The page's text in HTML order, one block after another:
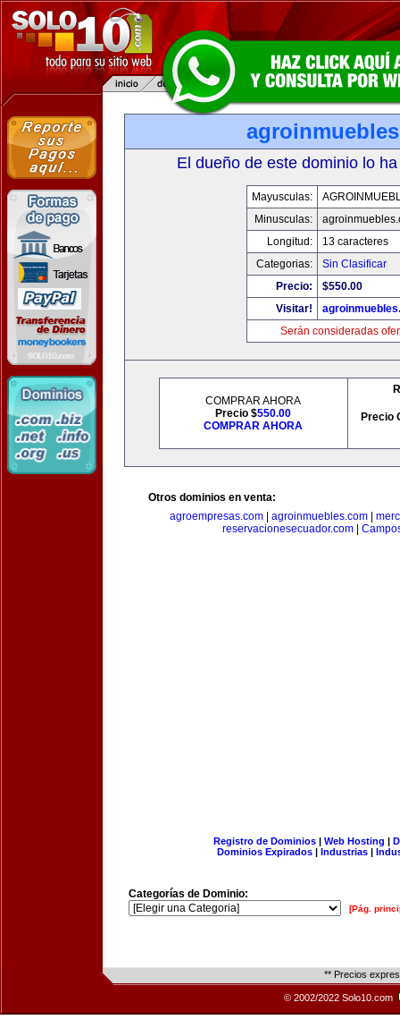
El dueño de este dominio lo
Mayusculas:
Minusculas:
Longitud:
13 caracteres
Categorias:
Sin Clasificar
Precio:
$550.00
Visitar!
Serán consideradas
COMPRAR AHORA
Precio $550.00
COMPRAR AHORA
Precio
Otros dominios en venta:
agroempresas.com| agroinmuebles.com|
reservacionesecuador.com
Registro de Dominios| Web Hosting |
Dominios Expirados | Industrias |
Categorías de Dominio:
[Pág.
** Precios
© 2002/2022 Solo10.com